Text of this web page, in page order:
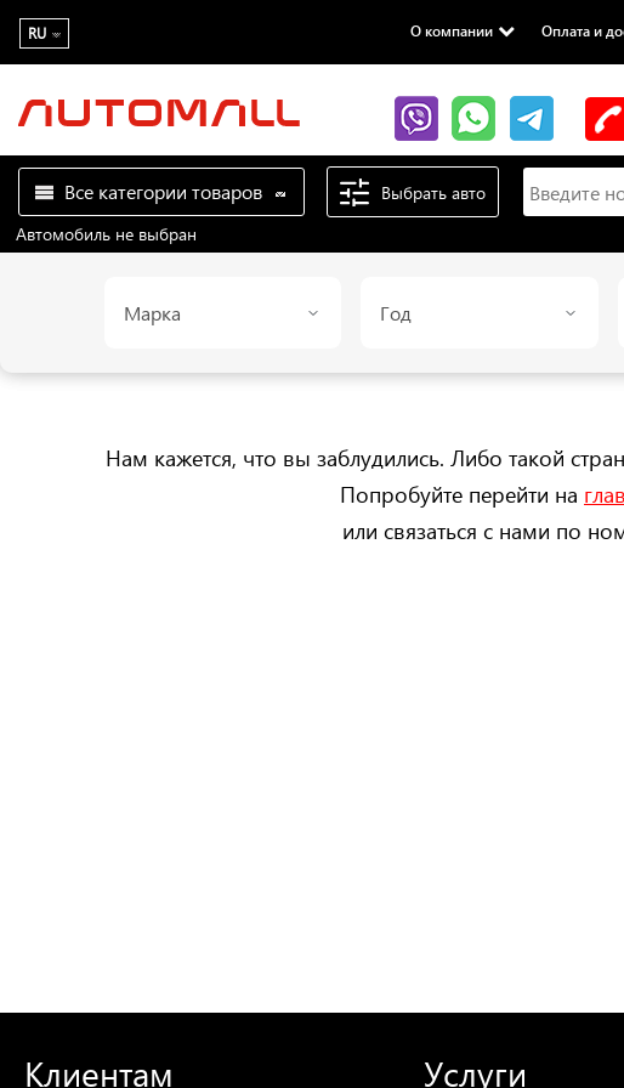
RU О компании Оплата и
Все категории товаров
Выбрать авто
Автомобиль не выбран
Марка Год
Нам кажется, что вы заблудились. Либо такой
Попробуйте перейти на
или связаться с нами по
Клиентам Услуги